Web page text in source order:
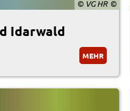
© VG HR
Idarwald
MEHR